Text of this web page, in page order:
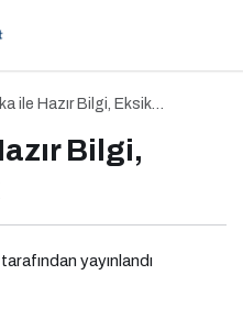
ile Hazır Bilgi, Eksik
Bilgi,
tarafından yayınlandı
Artıracak Yeni